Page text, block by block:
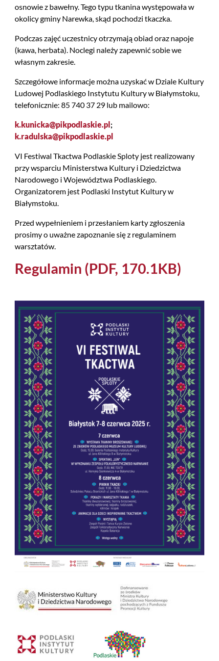
osnowie z bawełny. Tego typu tkanina występowała w
okolicy gminy Narewka, skąd pochodzi tkaczka.
Podczas zajęć uczestnicy otrzymają obiad oraz napoje
(kawa, herbata). Noclegi należy zapewnić sobie we
własnym zakresie.
Szczegółowe informacje można uzyskać w Dziale Kultury
Ludowej Podlaskiego Instytutu Kultury w Białymstoku,
telefonicznie: 85 740 37 29 lub mailowo:
k.kunicka@pikpodlaskie.pl;
k.radulska@pikpodlaskie.pl
VI Festiwal Tkactwa Podlaskie Sploty jest realizowany
przy wsparciu Ministerstwa Kultury i Dziedzictwa
Narodowego i Województwa Podlaskiego.
Organizatorem jest Podlaski Instytut Kultury w
Białymstoku.
Przed wypełnieniem i przesłaniem karty zgłoszenia
prosimy o uważne zapoznanie się z regulaminem
warsztatów.
Regulamin (PDF, 170.1KB)